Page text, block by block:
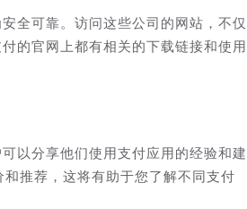
全可靠。访问这些公司的网站，不仅
的官网上都有相关的下载链接和使用
以分享他们使用支付应用的经验和建
推荐，这将有助于您了解不同支付